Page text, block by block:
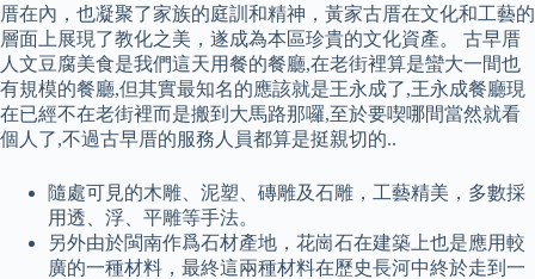
厝在內，也凝聚了家族的庭訓和精神，黃家古厝在文化和工藝的
層面上展現了教化之美，遂成為本區珍貴的文化資產。 古早厝
人文豆腐美食是我們這天用餐的餐廳,在老街裡算是蠻大一間也
有規模的餐廳,但其實最知名的應該就是王永成了,王永成餐廳現
在已經不在老街裡而是搬到大馬路那囉,至於要喫哪間當然就看
個人了,不過古早厝的服務人員都算是挺親切的..
隨處可見的木雕、泥塑、磚雕及石雕，工藝精美，多數採
用透、浮、平雕等手法。
另外由於閩南作爲石材產地，花崗石在建築上也是應用較
廣的一種材料，最終這兩種材料在歷史長河中終於走到一